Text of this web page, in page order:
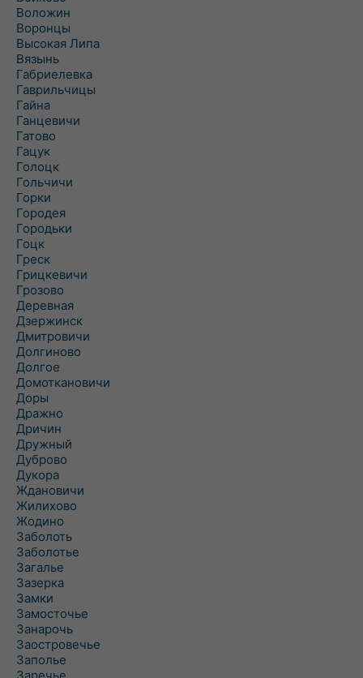
Воложин
Воронцы
Высокая Липа
Вязынь
Габриелевка
Гаврильчицы
Гайна
Ганцевичи
Гатово
Гацук
Голоцк
Гольчичи
Горки
Городея
Городьки
Гоцк
Греск
Грицкевичи
Грозово
Деревная
Дзержинск
Дмитровичи
Долгиново
Долгое
Домоткановичи
Доры
Дражно
Дричин
Дружный
Дуброво
Дукора
Ждановичи
Жилихово
Жодино
Заболоть
Заболотье
Загалье
Зазерка
Замки
Замосточье
Занарочь
Заостровечье
Заполье